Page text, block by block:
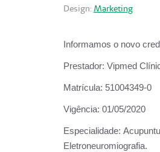
Design: Marketing
Informamos o novo
Prestador: Vipmed
Matrícula: 51004349-0
Vigência: 01/05/2020
Especialidade:
Eletroneuromiografia.